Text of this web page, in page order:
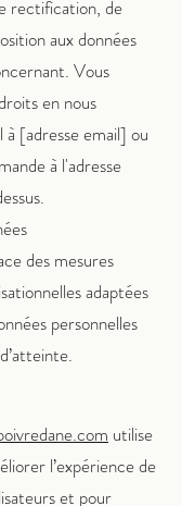
rectification, de
aux données
Vous
en nous
[adresse email] ou
à l'adresse
des mesures
adaptées
personnelles
utilise
l’expérience de
et pour